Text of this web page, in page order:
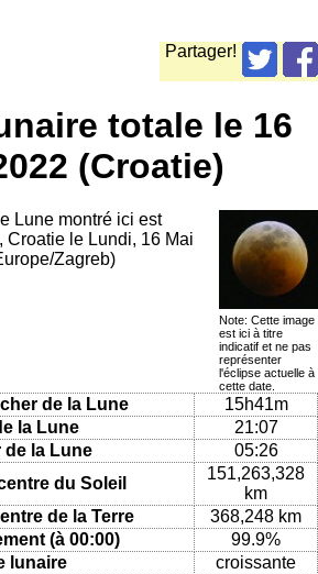
Partager!
totale le 16
(Croatie)
Note: Cette image
est ici à titre
indicatif et ne pas
représenter
l'éclipse actuelle à
cette date.
Lune montré ici est
Croatie le Lundi, 16 Mai
Zagreb)
de la Lune
15h41m
la Lune
21:07
la Lune
05:26
du Soleil
151,263,328
km
de la Terre
368,248 km
(à 00:00)
99.9%
lunaire
croissante